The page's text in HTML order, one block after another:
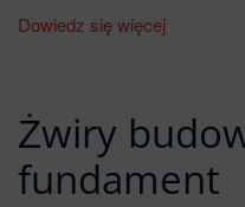
Dowiedz się więcej
Żwiry
fundament